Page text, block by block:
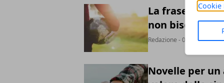
Cookie
La frase di
non bisogna
Redazione - 02 lug 2024
Novelle per